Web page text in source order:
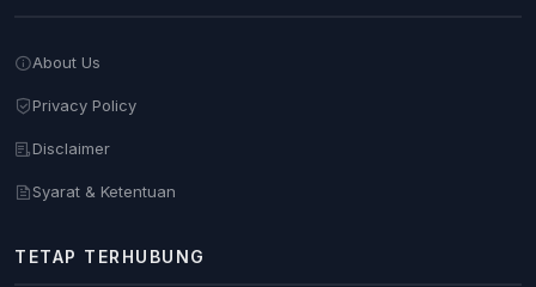
About Us
Privacy Policy
Disclaimer
Syarat & Ketentuan
TETAP TERHUBUNG